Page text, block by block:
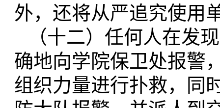
外，还将从严追究使用
（十二）任何人在发
确地向学院保卫处报警
组织力量进行扑救，同